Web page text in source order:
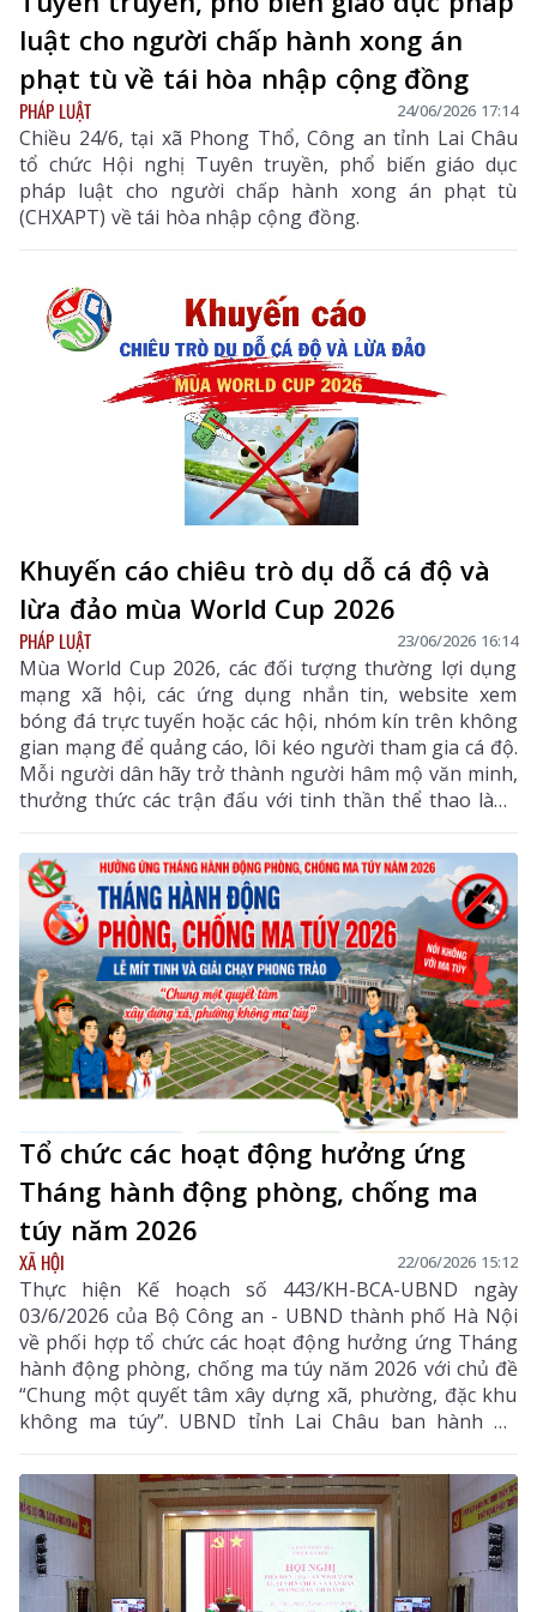
luật cho người chấp hành xong án
phạt tù về tái hòa nhập cộng đồng
PHÁP LUẬT 24/06/2026 17:14
Chiều 24/6, tại xã Phong Thổ, Công an tỉnh Lai Châu
tổ chức Hội nghị Tuyên truyền, phổ biến giáo dục
pháp luật cho người chấp hành xong án phạt tù
(CHXAPT) về tái hòa nhập cộng đồng.
Khuyến cáo chiêu trò dụ dỗ cá độ và
lừa đảo mùa World Cup 2026
PHÁP LUẬT 23/06/2026 16:14
Mùa World Cup 2026, các đối tượng thường lợi dụng
mạng xã hội, các ứng dụng nhắn tin, website xem
bóng đá trực tuyến hoặc các hội, nhóm kín trên không
gian mạng để quảng cáo, lôi kéo người tham gia cá độ.
Mỗi người dân hãy trở thành người hâm mộ văn minh,
thưởng thức các trận đấu với tinh thần thể thao lành
mạnh, không tham gia cá độ dưới bất kỳ hình thức
nào để bảo vệ tài sản của bản thân, gia đình và góp
phần giữ vững an ninh, trật tự trên địa bàn.
Tổ chức các hoạt động hưởng ứng
Tháng hành động phòng, chống ma
túy năm 2026
XÃ HỘI 22/06/2026 15:12
Thực hiện Kế hoạch số 443/KH-BCA-UBND ngày
03/6/2026 của Bộ Công an - UBND thành phố Hà Nội
về phối hợp tổ chức các hoạt động hưởng ứng Tháng
hành động phòng, chống ma túy năm 2026 với chủ đề
“Chung một quyết tâm xây dựng xã, phường, đặc khu
không ma túy”. UBND tỉnh Lai Châu ban hành Kế
hoạch tổ chức các hoạt động hưởng ứng Tháng hành
động phòng, chống ma túy năm 2026 với chủ đề
“Chung một quyết tâm xây dựng xã, phường không
ma túy”.